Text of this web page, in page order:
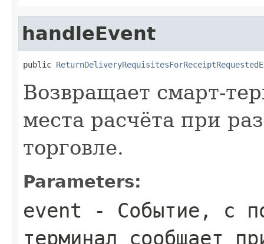
handleEvent
public
Возвращает смарт-
места расчёта при
торговле.
Parameters:
event - Событие, с
терминал сообщает